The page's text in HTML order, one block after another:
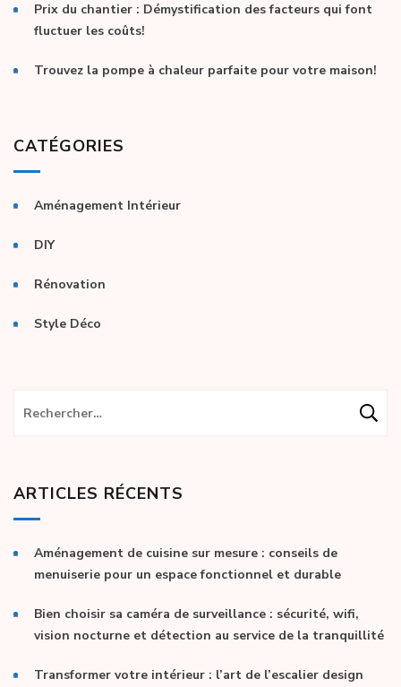
Prix du chantier : Démystification des facteurs qui font
fluctuer les coûts!
Trouvez la pompe à chaleur parfaite pour votre maison!
CATÉGORIES
Aménagement Intérieur
DIY
Rénovation
Style Déco
Rechercher :
ARTICLES RÉCENTS
Aménagement de cuisine sur mesure : conseils de
menuiserie pour un espace fonctionnel et durable
Bien choisir sa caméra de surveillance : sécurité, wifi,
vision nocturne et détection au service de la tranquillité
Transformer votre intérieur : l’art de l’escalier design